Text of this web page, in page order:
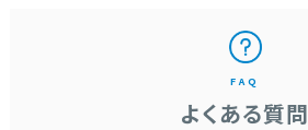
FAQ
よくある質問